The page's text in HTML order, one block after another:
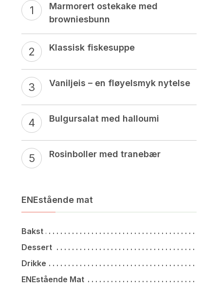
Marmorert ostekake med
browniesbunn
Klassisk fiskesuppe
Vaniljeis – en fløyelsmyk nytelse
Bulgursalat med halloumi
Rosinboller med tranebær
ENEstående mat
Bakst
Dessert
Drikke
ENEstående Mat